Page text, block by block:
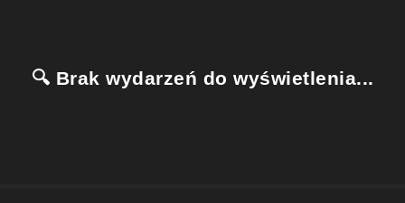
🔍 Brak wydarzeń do wyświetlenia...